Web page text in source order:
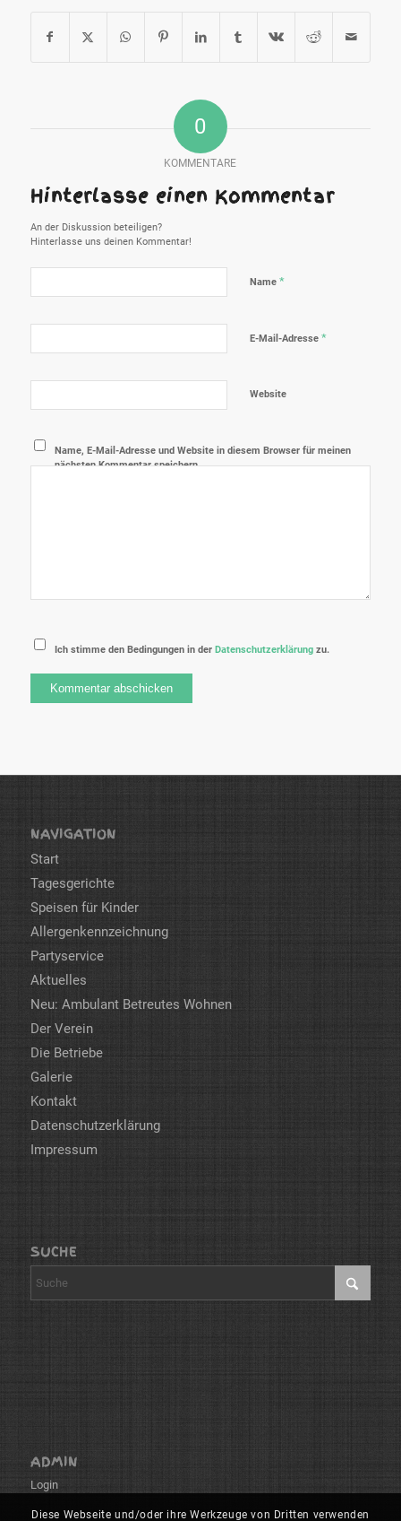
0
KOMMENTARE
Hinterlasse einen Kommentar
An der Diskussion beteiligen?
Hinterlasse uns deinen Kommentar!
Name *
E-Mail-Adresse *
Website
Name, E-Mail-Adresse und Website in diesem Browser für meinen
nächsten Kommentar speichern.
Ich stimme den Bedingungen in derDatenschutzerklärung zu.
NAVIGATION
Start
Tagesgerichte
Speisen für Kinder
Allergenkennzeichnung
Partyservice
Aktuelles
Neu: Ambulant Betreutes Wohnen
Der Verein
Die Betriebe
Galerie
Kontakt
Datenschutzerklärung
Impressum
SUCHE
ADMIN
Login
Diese Webseite und/oder ihre Werkzeuge von Dritten verwenden